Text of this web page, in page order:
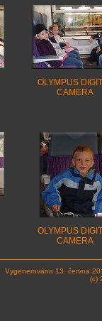
OLYMPUS
CAMERA
OLYMPUS
CAMERA
Vygenerováno 13. června
(c)